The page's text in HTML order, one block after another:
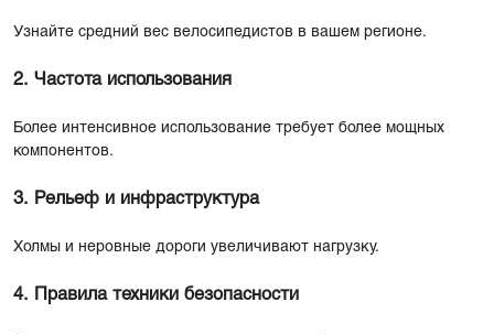
Узнайте средний вес велосипедистов в вашем регионе.
2. Частота использования
Более интенсивное использование требует более мощных
компонентов.
3. Рельеф и инфраструктура
Холмы и неровные дороги увеличивают нагрузку.
4. Правила техники безопасности